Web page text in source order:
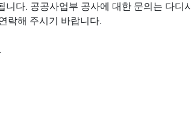
다. 공공사업부 공사에 대한 문의는 다디시
락해 주시기 바랍니다.